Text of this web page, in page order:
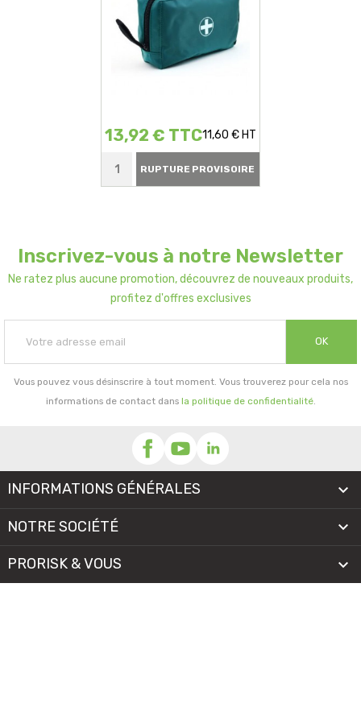
13,92 € TTC11,60 € HT
RUPTURE PROVISOIRE
Inscrivez-vous à notre Newsletter
Ne ratez plus aucune promotion, découvrez de nouveaux produits,
profitez d'offres exclusives
OK
Vous pouvez vous désinscrire à tout moment. Vous trouverez pour cela nos
informations de contact dans la politique de confidentialité.
INFORMATIONS GÉNÉRALES 
NOTRE SOCIÉTÉ 
PRORISK & VOUS 